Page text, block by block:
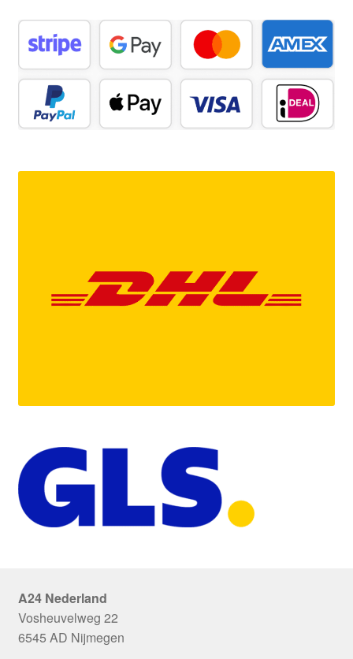
A24 Nederland
Vosheuvelweg 22
6545 AD Nijmegen